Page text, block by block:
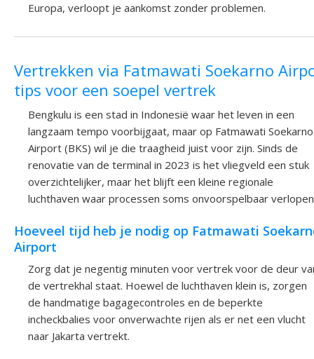
Europa, verloopt je aankomst zonder problemen.
Vertrekken via Fatmawati Soekarno
tips voor een soepel vertrek
Bengkulu is een stad in Indonesië waar het leven in een
langzaam tempo voorbijgaat, maar op Fatmawati Soekarno
Airport (BKS) wil je die traagheid juist voor zijn. Sinds de
renovatie van de terminal in 2023 is het vliegveld een stuk
overzichtelijker, maar het blijft een kleine regionale
luchthaven waar processen soms onvoorspelbaar
Hoeveel tijd heb je nodig op Fatmawati
Airport
Zorg dat je negentig minuten voor vertrek voor de deur
de vertrekhal staat. Hoewel de luchthaven klein is, zorgen
de handmatige bagagecontroles en de beperkte
incheckbalies voor onverwachte rijen als er net een vlucht
naar Jakarta vertrekt.